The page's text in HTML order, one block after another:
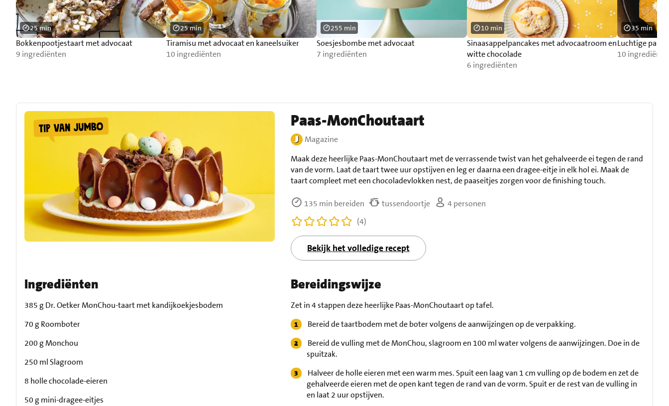
Bokkenpootjestaart met advocaat
9 ingrediënten
25 min
Tiramisu met advocaat en kaneelsuiker
10 ingrediënten
25 min
Soesjesbombe met advocaat
7 ingrediënten
255 min
Sinaasappelpancakes met advocaatroom en
witte chocolade
6 ingrediënten
10 min
Luchtige
10
35 min
Paas-MonChoutaart
Magazine
Maak deze heerlijke Paas-MonChoutaart met de verrassende twist van het gehalveerde ei tegen de rand
van de vorm. Laat de taart twee uur opstijven en leg er daarna een dragee-eitje in elk hol ei. Maak de
taart compleet met een chocoladevlokken nest, de paaseitjes zorgen voor de finishing touch.
135 min bereiden tussendoortje
4 personen
(4)
Bekijk het volledige recept
Ingrediënten
385 g Dr. Oetker MonChou-taart met kandijkoekjesbodem
70 g Roomboter
200 g Monchou
250 ml Slagroom
8 holle chocolade-eieren
50 g mini-dragee-eitjes
Bereidingswijze
Zet in 4 stappen deze heerlijke Paas-MonChoutaart op tafel.
Bereid de taartbodem met de boter volgens de aanwijzingen op de verpakking.
Bereid de vulling met de MonChou, slagroom en 100 ml water volgens de aanwijzingen. Doe in de
spuitzak.
Halveer de holle eieren met een warm mes. Spuit een laag van 1 cm vulling op de bodem en zet de
gehalveerde eieren met de open kant tegen de rand van de vorm. Spuit er de rest van de vulling in
en laat 2 uur opstijven.